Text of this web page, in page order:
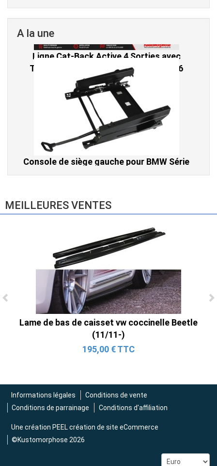
A la une
Ligne Cat-Back Active 4 Sorties avec
Tube en H pour Ford Mustang GT & V6
(2015-2023)
2 690,00 € TTC
Console de siège gauche pour BMW Série
3 E46 (hors Cabriolet et CSL) et BMW X3
E83 (2004-2010)
MEILLEURES VENTES
Lame de bas de caisset vw coccinelle Beetle
(11/11-)
195,00 € TTC
Informations légales
Conditions de vente
Conditions de parrainage
Conditions d'affiliation
Une création PEEL création de site eCommerce
©Kustomorphose 2026